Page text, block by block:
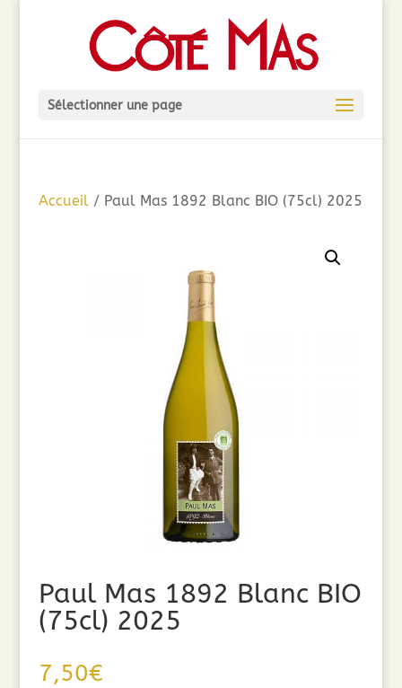
Sélectionner une page
Accueil/ Paul Mas 1892 Blanc BIO (75cl) 2025
Paul Mas 1892 Blanc BIO
(75cl) 2025
7,50€